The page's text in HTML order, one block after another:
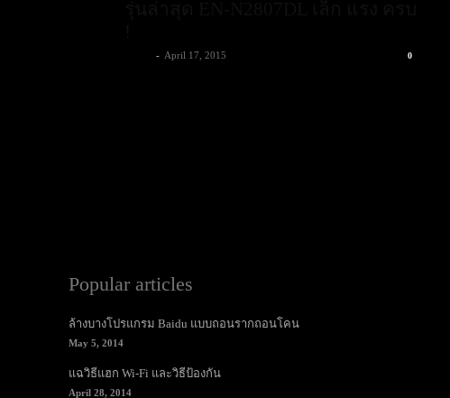
- April 17, 2015 0
Popular articles
ล้างบางโปรแกรม Baidu แบบถอนรากถอนโคน
May 5, 2014
แฉวิธีแฮก Wi-Fi และวิธีป้องกัน
April 28, 2014